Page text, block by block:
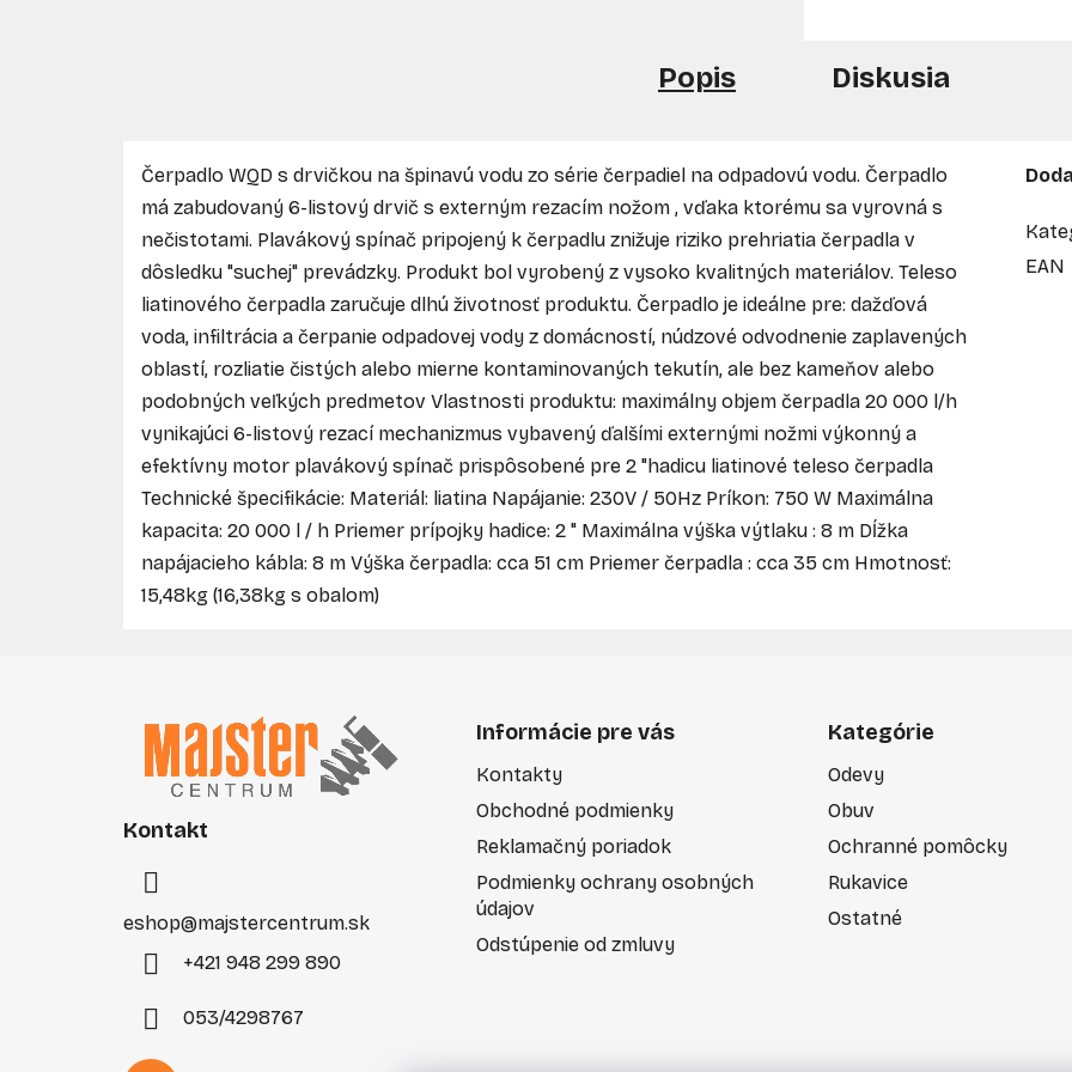
Popis Diskusia
Čerpadlo WQD s drvičkou na špinavú vodu zo série čerpadiel na odpadovú vodu. Čerpadlo
má zabudovaný 6-listový drvič s externým rezacím nožom , vďaka ktorému sa vyrovná s
nečistotami. Plavákový spínač pripojený k čerpadlu znižuje riziko prehriatia čerpadla v
dôsledku "suchej" prevádzky. Produkt bol vyrobený z vysoko kvalitných materiálov. Teleso
liatinového čerpadla zaručuje dlhú životnosť produktu. Čerpadlo je ideálne pre: dažďová
voda, infiltrácia a čerpanie odpadovej vody z domácností, núdzové odvodnenie zaplavených
oblastí, rozliatie čistých alebo mierne kontaminovaných tekutín, ale bez kameňov alebo
podobných veľkých predmetov Vlastnosti produktu: maximálny objem čerpadla 20 000 l/h
vynikajúci 6-listový rezací mechanizmus vybavený ďalšími externými nožmi výkonný a
efektívny motor plavákový spínač prispôsobené pre 2 "hadicu liatinové teleso čerpadla
Technické špecifikácie: Materiál: liatina Napájanie: 230V / 50Hz Príkon: 750 W Maximálna
kapacita: 20 000 l / h Priemer prípojky hadice: 2 " Maximálna výška výtlaku : 8 m Dĺžka
napájacieho kábla: 8 m Výška čerpadla: cca 51 cm Priemer čerpadla : cca 35 cm Hmotnosť:
15,48kg (16,38kg s obalom)
EAN
Kontakt
eshop@majstercentrum.sk
+421 948 299 890
053/4298767
Informácie pre vás
Kontakty
Obchodné podmienky
Reklamačný poriadok
Podmienky ochrany osobných
údajov
Odstúpenie od zmluvy
Kategórie
Odevy
Obuv
Ochranné pomôcky
Rukavice
Ostatné